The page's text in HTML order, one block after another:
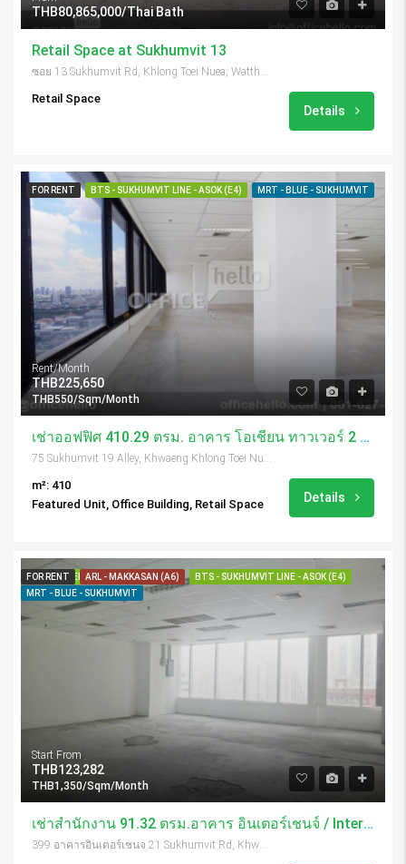
THB80,865,000/Thai Bath
Retail Space at Sukhumvit 13
Retail Space
Details
FOR RENT BTS - SUKHUMVIT LINE - ASOK (E4) MRT - BLUE - SUKHUMVIT
Rent/Month
THB225,650
THB550/Sqm/Month
เช่าออฟฟิศ 410.29 ตรม. อาคาร โอเชี่ยน ทาวเวอร์ 2 / Ocean Tower 2
75 Sukhumvit 19 Alley, Khwaeng Khlong Toei Nuea, Khet Watthana, Krung Thep Maha Nakhon 10110, Thailand
m²: 410
Featured Unit, Office Building, Retail Space
Details
FEATURED
FOR RENT ARL - MAKKASAN (A6)
BTS - SUKHUMVIT LINE - ASOK (E4)
MRT - BLUE - SUKHUMVIT
Start From
THB123,282
THB1,350/Sqm/Month
เช่าสำนักงาน 91.32 ตรม.อาคาร อินเตอร์เชนจ์ / Interchange Tower 21
399 อาคารอินเตอร์เชนจ 21 Sukhumvit Rd, Khwaeng Khlong Toei Nuea, Khet Watthana, Krung Thep Maha Nakhon 10110, Thailand